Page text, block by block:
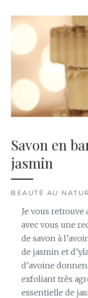
Savon en
jasmin
BEAUTÉ AU
Je vous retrouve
avec vous une
de savon à
de jasmin et
d’avoine
exfoliant très
essentielle de